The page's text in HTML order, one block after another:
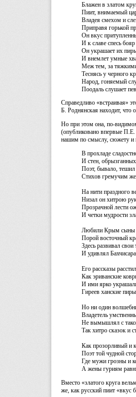
Блажен в златом
Пиит, внимаемый
Владея смехом и
Приправя горькой
Он вкус
И к славе спесь
Он украшает их
И внемлет умные
Меж тем, за
Теснясь у черного
Народ, гоняемый
Поодаль слушает
Справедливо «встраивая»
Б. Роднянская находит, что
Но при этом она, по-
(опубликовано впервые
нашим по смыслу, сюжету и
В прохладе
И стен,
Поэт, бывало, тешил
Стихов гремучим
На нити праздного
Низал он хитрою
Прозрачной лести
И четки мудрости
Любили Крым сыны
Порой восточный
Здесь развивал свои
И удивлял
Его рассказы
Как эриванские
И ими ярко
Гиреев ханские пиры.
Но ни один
Владетель
Не вымышлял с
Так хитро сказок и
Как прозорливый и
Поэт той чудной
Где мужи грозны и
А жены гуриям
Вместо «златого круга
же, как русский пиит «вкус